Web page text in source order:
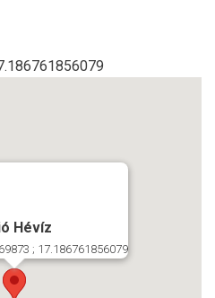
Hévíz
; 17.186761856079